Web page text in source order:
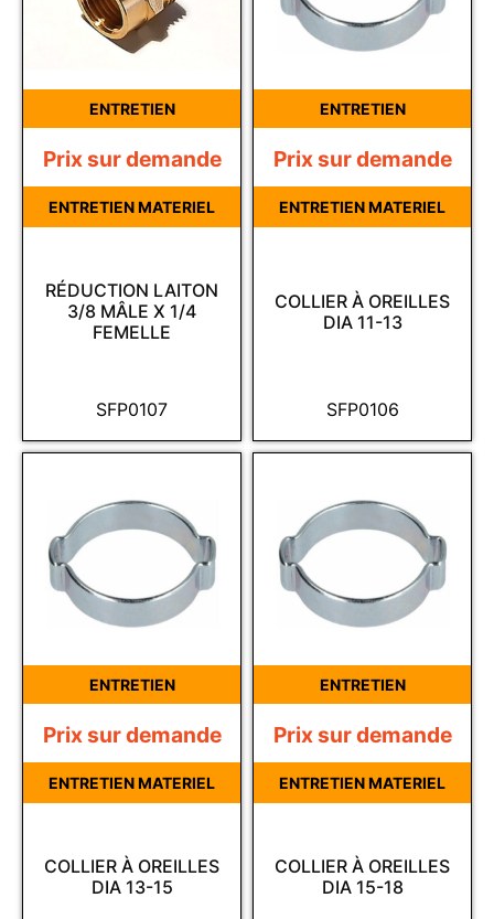
ENTRETIEN
SFP0107
RÉDUCTION LAITON
3/8 MÂLE X 1/4
FEMELLE
Prix sur demande
ENTRETIEN MATERIEL
ENTRETIEN
SFP0106
COLLIER À OREILLES
DIA 11-13
Prix sur demande
ENTRETIEN MATERIEL
ENTRETIEN
COLLIER À OREILLES
DIA 13-15
Prix sur demande
ENTRETIEN MATERIEL
ENTRETIEN
COLLIER À OREILLES
DIA 15-18
Prix sur demande
ENTRETIEN MATERIEL